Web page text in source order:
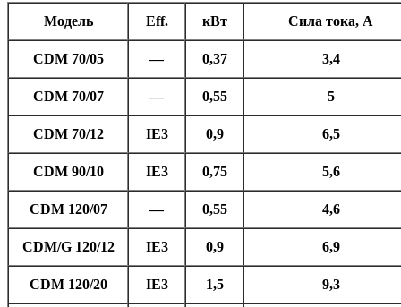
Модель Eff. кВт Сила тока, A
CDM 70/05 — 0,37 3,4
CDM 70/07 — 0,55 5
CDM 70/12 IE3 0,9 6,5
CDM 90/10 IE3 0,75 5,6
CDM 120/07 — 0,55 4,6
CDM/G 120/12 IE3 0,9 6,9
CDM 120/20 IE3 1,5 9,3